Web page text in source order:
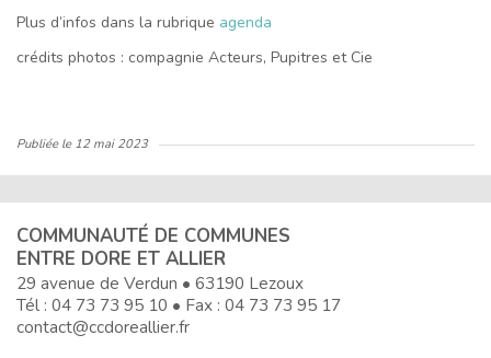
Plus d’infos dans la rubrique agenda
crédits photos : compagnie Acteurs, Pupitres et Cie
Publiée le12 mai 2023
COMMUNAUTÉ DE COMMUNES
ENTRE DORE ET ALLIER
29 avenue de Verdun • 63190 Lezoux
Tél : 04 73 73 95 10 • Fax : 04 73 73 95 17
contact@ccdoreallier.fr